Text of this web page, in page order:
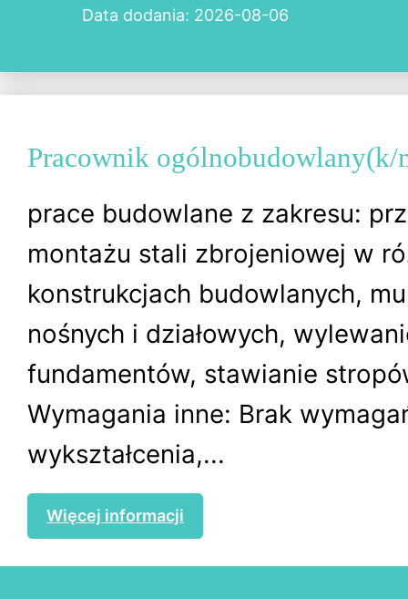
Data dodania: 2026-08-06
Pracownik ogólnobudowlany(k/
prace budowlane z zakresu:
montażu stali zbrojeniowej w
konstrukcjach budowlanych,
nośnych i działowych,
fundamentów, stawianie
Wymagania inne: Brak
wykształcenia,...
Więcej informacji